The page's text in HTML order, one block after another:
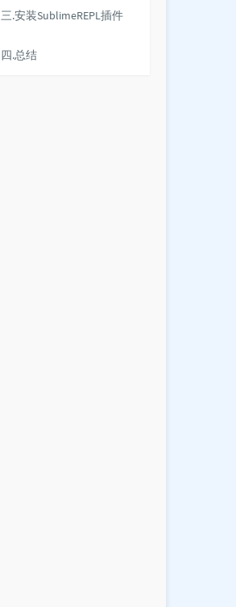
三.安装SublimeREPL插件
四.总结